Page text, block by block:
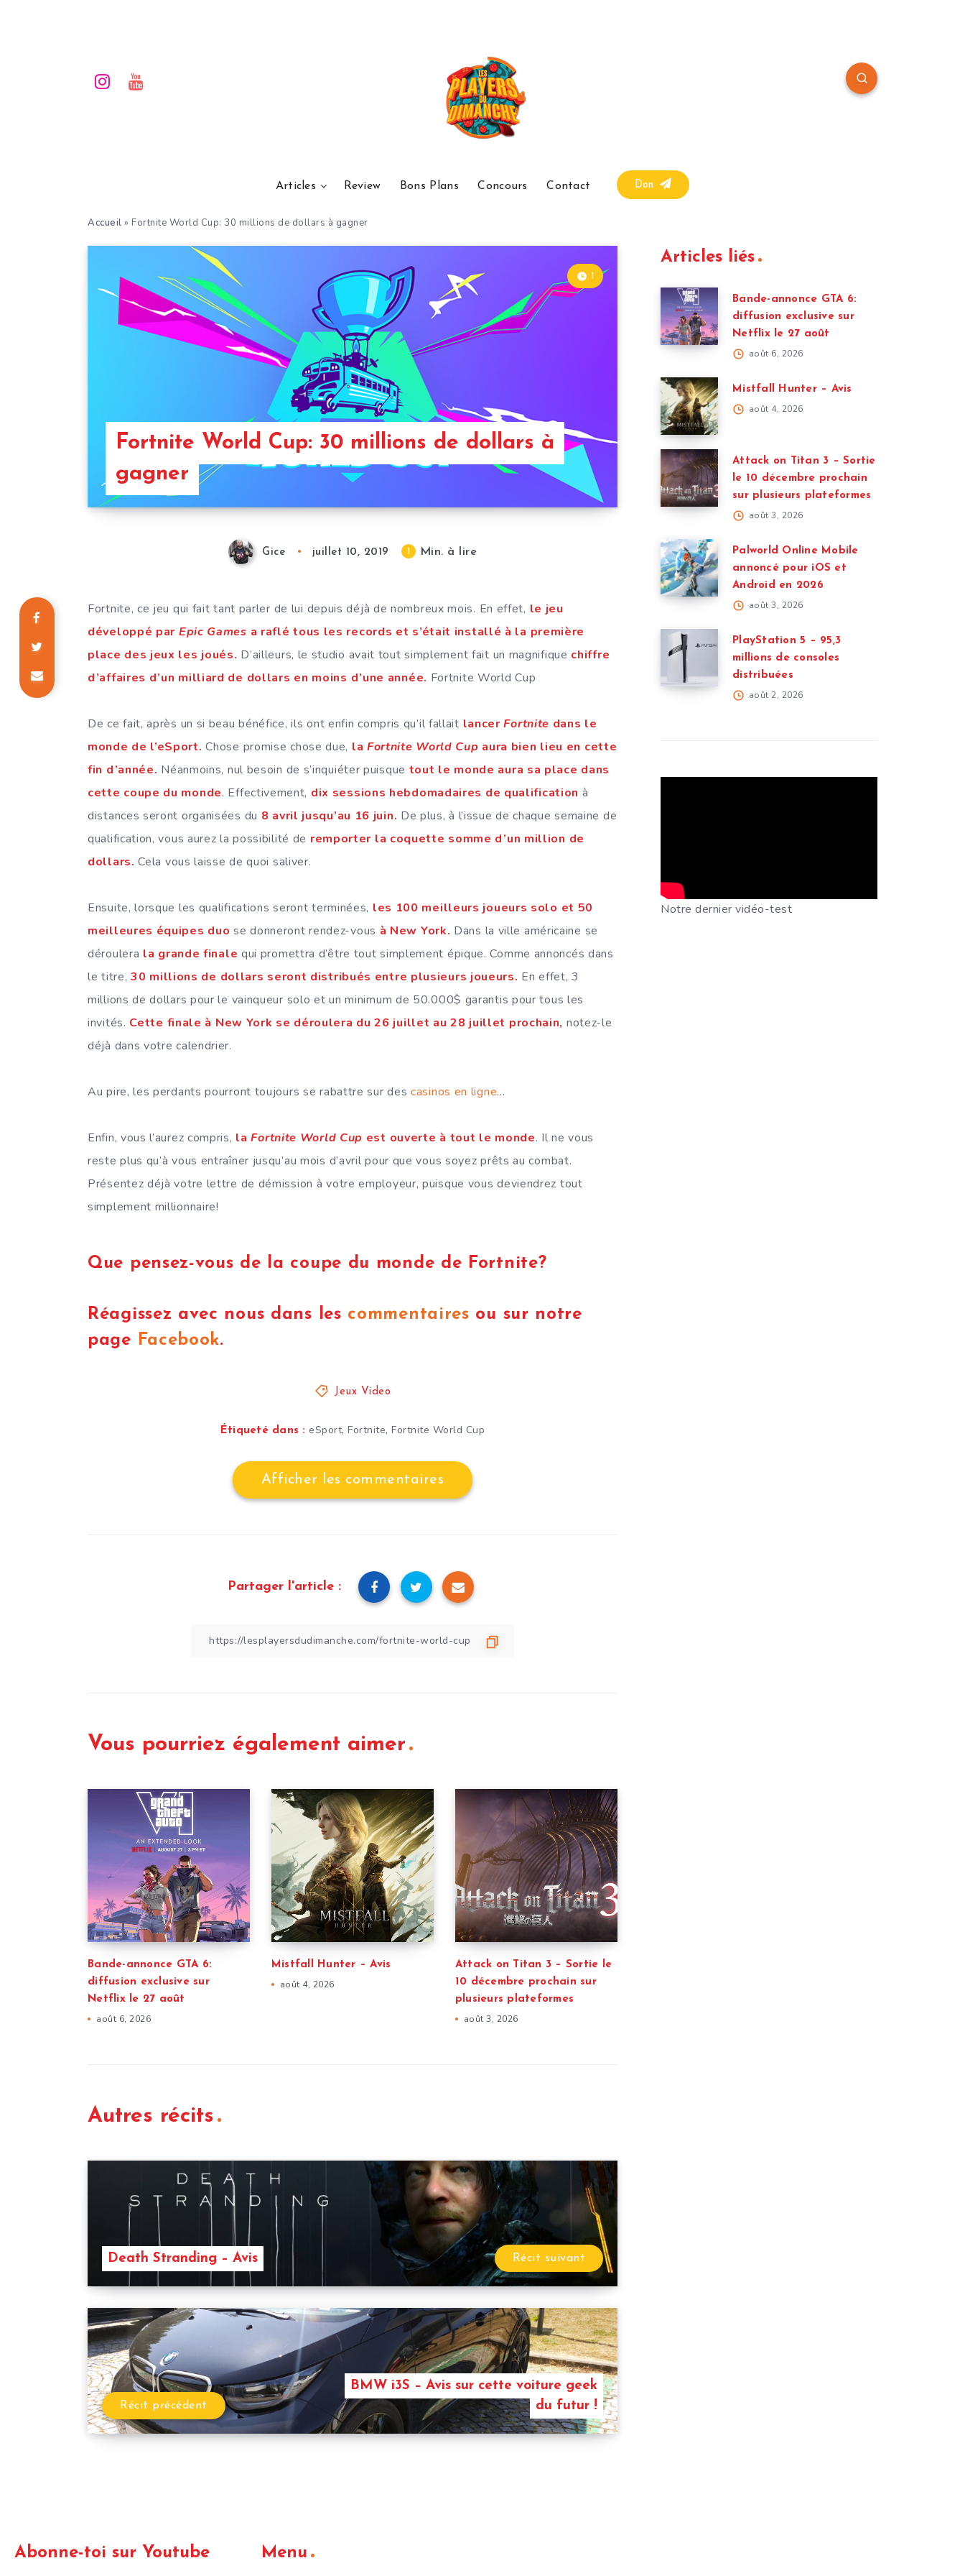
Articles Review Bons Plans Concours Contact Don
Accueil » Fortnite World Cup: 30 millions de dollars à gagner
Fortnite World Cup: 30 millions de dollars à
gagner
1
Gice juillet 10, 2019 1 Min. à lire
Fortnite, ce jeu qui fait tant parler de lui depuis déjà de nombreux mois. En effet, le jeu
développé par Epic Games a raflé tous les records et s’était installé à la première
place des jeux les joués. D’ailleurs, le studio avait tout simplement fait un magnifique chiffre
d’affaires d’un milliard de dollars en moins d’une année. Fortnite World Cup
De ce fait, après un si beau bénéfice, ils ont enfin compris qu’il fallait lancerFortnite dans le
monde de l’eSport. Chose promise chose due, la Fortnite World Cup aura bien lieu en cette
fin d’année. Néanmoins, nul besoin de s’inquiéter puisque tout le monde aura sa place dans
cette coupe du monde. Effectivement, dix sessions hebdomadaires de qualification à
distances seront organisées du 8 avril jusqu’au 16 juin. De plus, à l’issue de chaque semaine de
qualification, vous aurez la possibilité de remporter la coquette somme d’un million de
dollars. Cela vous laisse de quoi saliver.
Ensuite, lorsque les qualifications seront terminées, les 100 meilleurs joueurs solo et 50
meilleures équipes duo se donneront rendez-vous à New York. Dans la ville américaine se
déroulera la grande finale qui promettra d’être tout simplement épique. Comme annoncés dans
le titre,30 millions de dollars seront distribués entre plusieurs joueurs. En effet, 3
millions de dollars pour le vainqueur solo et un minimum de 50.000$ garantis pour tous les
invités. Cette finale à New York se déroulera du 26 juillet au 28 juillet prochain, notez-le
déjà dans votre calendrier.
Au pire, les perdants pourront toujours se rabattre sur descasinos en ligne…
Enfin, vous l’aurez compris, laFortnite World Cup est ouverte à tout le monde. Il ne vous
reste plus qu’à vous entraîner jusqu’au mois d’avril pour que vous soyez prêts au combat.
Présentez déjà votre lettre de démission à votre employeur, puisque vous deviendrez tout
simplement millionnaire!
Que pensez-vous de la coupe du monde de Fortnite?
Réagissez avec nous dans les commentaires ou sur notre
page Facebook.
Jeux Video
Étiqueté dans : eSport,Fortnite,Fortnite World Cup
Afficher les commentaires
Partager l'article :
Vous pourriez également aimer
Bande-annonce GTA 6:
diffusion exclusive sur
Netflix le 27 août
août 6, 2026
Mistfall Hunter – Avis
août 4, 2026
Attack on Titan 3 – Sortie le
10 décembre prochain sur
plusieurs plateformes
août 3, 2026
Autres récits
Death Stranding – Avis Récit suivant
BMW i3S – Avis sur cette voiture geek
du futur !
Récit précédent
Articles liés
Bande-annonce GTA 6:
diffusion exclusive sur
Netflix le 27 août
août 6, 2026
Mistfall Hunter – Avis
août 4, 2026
Attack on Titan 3 – Sortie
le 10 décembre prochain
sur plusieurs plateformes
août 3, 2026
Palworld Online Mobile
annoncé pour iOS et
Android en 2026
août 3, 2026
PlayStation 5 – 95,3
millions de consoles
distribuées
août 2, 2026
Notre dernier vidéo-test
Abonne-toi sur Youtube Menu